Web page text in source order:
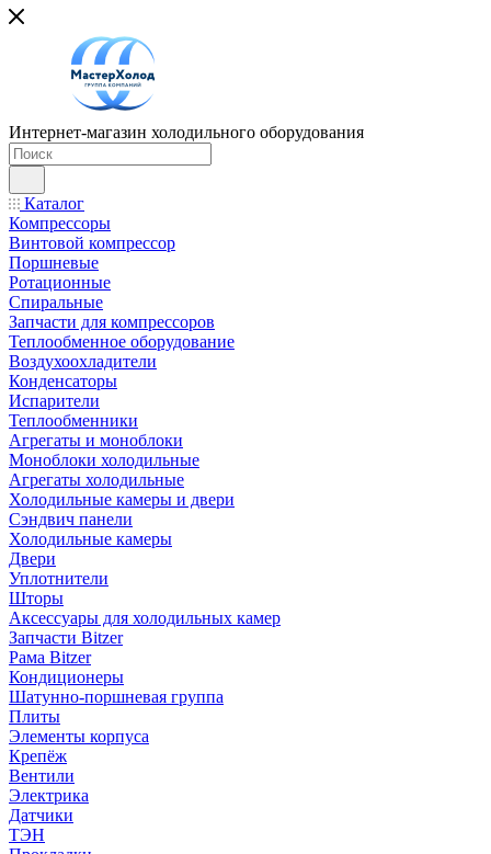
Интернет-магазин холодильного оборудования
Каталог
Компрессоры
Винтовой компрессор
Поршневые
Ротационные
Спиральные
Запчасти для компрессоров
Теплообменное оборудование
Воздухоохладители
Конденсаторы
Испарители
Теплообменники
Агрегаты и моноблоки
Моноблоки холодильные
Агрегаты холодильные
Холодильные камеры и двери
Сэндвич панели
Холодильные камеры
Двери
Уплотнители
Шторы
Аксессуары для холодильных камер
Запчасти Bitzer
Рама Bitzer
Кондиционеры
Шатунно-поршневая группа
Плиты
Элементы корпуса
Крепёж
Вентили
Электрика
Датчики
ТЭН